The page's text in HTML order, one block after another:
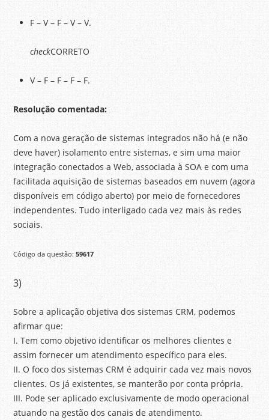
F – V – F – V – V.
checkCORRETO
V – F – F – F – F.
Resolução comentada:
Com a nova geração de sistemas integrados não há (e não
deve haver) isolamento entre sistemas, e sim uma maior
integração conectados a Web, associada à SOA e com uma
facilitada aquisição de sistemas baseados em nuvem (agora
disponíveis em código aberto) por meio de fornecedores
independentes. Tudo interligado cada vez mais às redes
sociais.
Código da questão:59617
3)
Sobre a aplicação objetiva dos sistemas CRM, podemos
afirmar que:
I. Tem como objetivo identificar os melhores clientes e
assim fornecer um atendimento específico para eles.
II. O foco dos sistemas CRM é adquirir cada vez mais novos
clientes. Os já existentes, se manterão por conta própria.
III. Pode ser aplicado exclusivamente de modo operacional
atuando na gestão dos canais de atendimento.